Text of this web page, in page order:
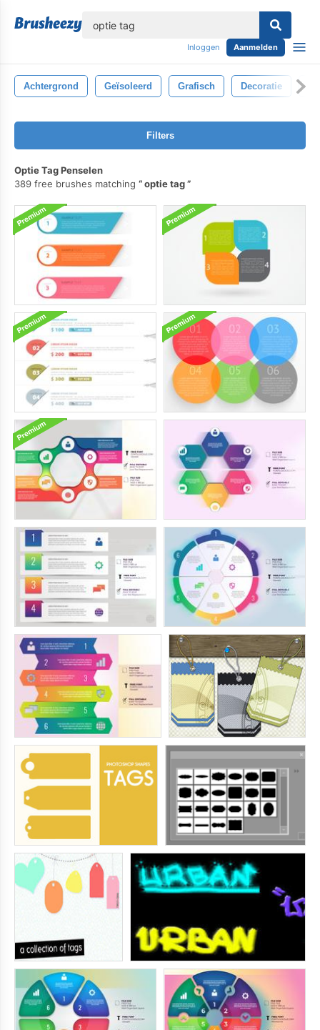
Inloggen Aanmelden
Achtergrond Geïsoleerd Grafisch Decoratie
Filters
Optie Tag Penselen
389 free brushes matching
optie tag